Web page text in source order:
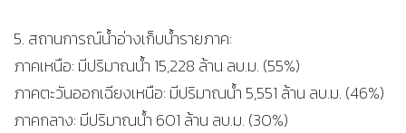
5. สถานการณ์น้ำอ่างเก็บน้ำรายภาค:
ภาคเหนือ: มีปริมาณน้ำ 15,228 ล้าน ลบ.ม. (55%)
ภาคตะวันออกเฉียงเหนือ: มีปริมาณน้ำ 5,551 ล้าน ลบ.ม. (46%)
ภาคกลาง: มีปริมาณน้ำ 601 ล้าน ลบ.ม. (30%)